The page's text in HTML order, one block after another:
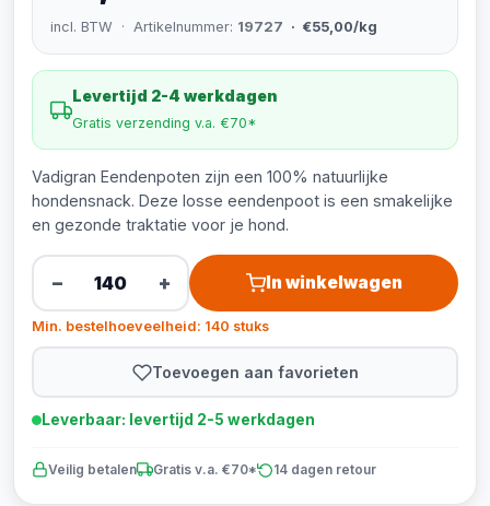
incl. BTW · Artikelnummer: 19727 · €55,00/kg
Levertijd 2-4 werkdagen
Gratis verzending v.a. €70*
Vadigran Eendenpoten zijn een 100% natuurlijke
hondensnack. Deze losse eendenpoot is een smakelijke
en gezonde traktatie voor je hond.
− + In winkelwagen
Min. bestelhoeveelheid: 140 stuks
Toevoegen aan favorieten
Leverbaar: levertijd 2-5 werkdagen
Veilig betalen Gratis v.a. €70* 14 dagen retour